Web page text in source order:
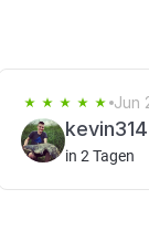
Jun
in 2 Tagen